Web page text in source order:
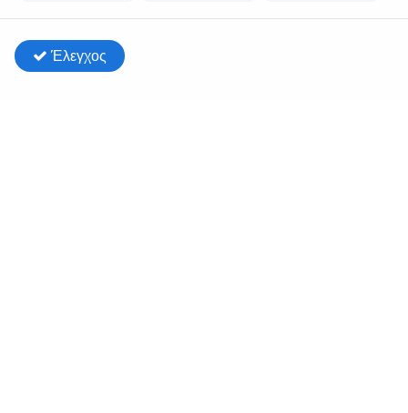
Έλεγχος